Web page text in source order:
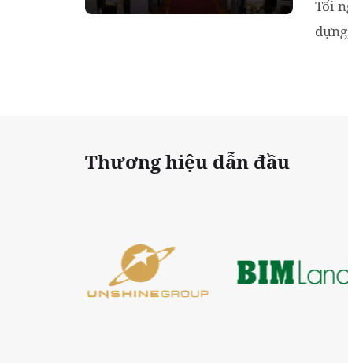
Tối
Thương hiệu dẫn đầu